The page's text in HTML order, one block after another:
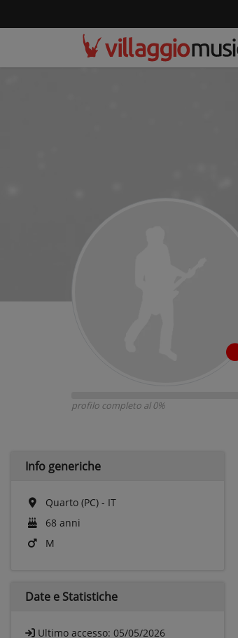
profilo completo al 0%
Info generiche
Quarto (PC) - IT
68 anni
M
Date e Statistiche
Ultimo accesso: 05/05/2026